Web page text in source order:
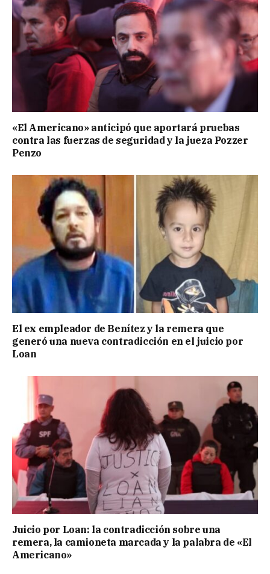
«El Americano» anticipó que aportará pruebas
contra las fuerzas de seguridad y la jueza Pozzer
Penzo
El ex empleador de Benítez y la remera que
generó una nueva contradicción en el juicio por
Loan
Juicio por Loan: la contradicción sobre una
remera, la camioneta marcada y la palabra de «El
Americano»